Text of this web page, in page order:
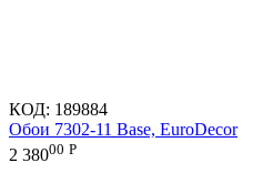
КОД: 189884
Обои 7302-11 Base, EuroDecor
2 38000 Р